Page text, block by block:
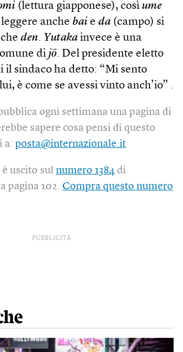
(lettura giapponese), così ume
anche bai e da (campo) si
den. Yutaka invece è una
di jō. Del presidente eletto
il sindaco ha detto: “Mi sento
è come se avessi vinto anch’io” .
ogni settimana una pagina di
sapere cosa pensi di questo
a: posta@internazionale.it
uscito sul numero 1384 di
pagina 102. Compra questo numero
PUBBLICITÀ